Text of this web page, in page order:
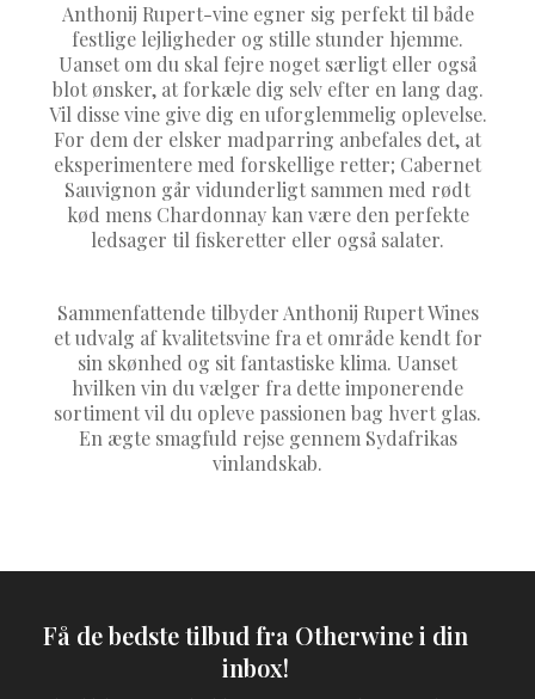
Anthonij Rupert-vine egner sig perfekt til både
festlige lejligheder og stille stunder hjemme.
Uanset om du skal fejre noget særligt eller også
blot ønsker, at forkæle dig selv efter en lang dag.
Vil disse vine give dig en uforglemmelig oplevelse.
For dem der elsker madparring anbefales det, at
eksperimentere med forskellige retter; Cabernet
Sauvignon går vidunderligt sammen med rødt
kød mens Chardonnay kan være den perfekte
ledsager til fiskeretter eller også salater.
Sammenfattende tilbyder Anthonij Rupert Wines
et udvalg af kvalitetsvine fra et område kendt for
sin skønhed og sit fantastiske klima. Uanset
hvilken vin du vælger fra dette imponerende
sortiment vil du opleve passionen bag hvert glas.
En ægte smagfuld rejse gennem Sydafrikas
vinlandskab.
Få de bedste tilbud fra Otherwine i din
inbox!